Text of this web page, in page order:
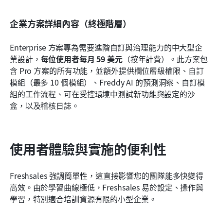
企業方案詳細內容（終極階層）
Enterprise 方案專為需要進階自訂與治理能力的中大型企
業設計， 每位使用者每月 59 美元（按年計費）。此方案包
含 Pro 方案的所有功能，並額外提供欄位層級權限、自訂
模組（最多 10 個模組）、Freddy AI 的預測洞察、自訂模
組的工作流程、可在受控環境中測試新功能與設定的沙
盒，以及稽核日誌。
使用者體驗與實施的便利性
Freshsales 強調簡單性，這直接影響您的團隊能多快變得
高效。由於學習曲線極低，Freshsales 易於設定、操作與
學習，特別適合培訓資源有限的小型企業。